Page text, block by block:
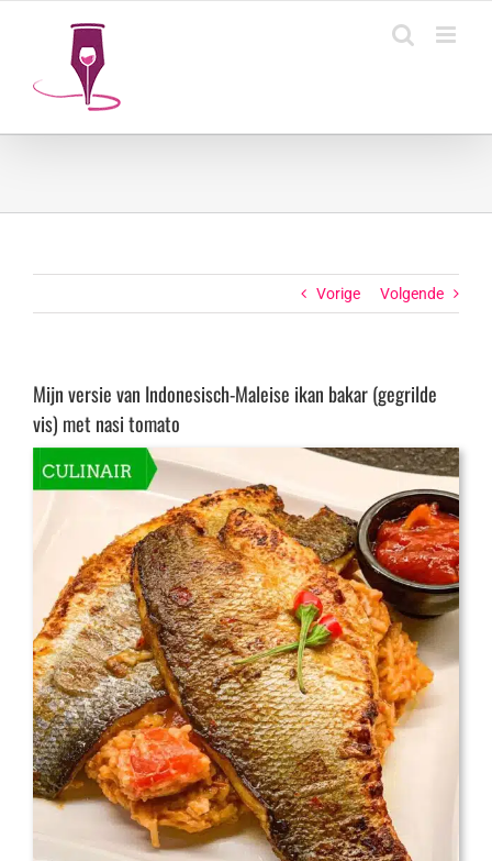
Vorige Volgende
Mijn versie van Indonesisch-Maleise ikan bakar (gegrilde
vis) met nasi tomato